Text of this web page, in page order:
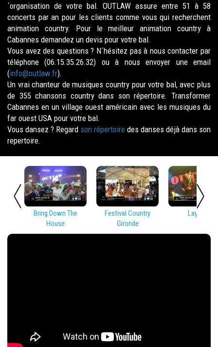
´organisation de votre bal. OUTLAW assure entre 51 à 58
concerts par an pour les clients comme vous qui recherchent
animation country. Pour le meilleur animation country à
Cabannes demandez un devis pour votre bal.
Vous avez des questions ? N´hésitez pas à nous contacter par
téléphone (06.15.35.26.32) ou à nous envoyer une email
(info@outlaw.fr).
Un vrai chanteur de musiques country pour votre bal, avec plus
de 355 chansons country dans son répertoire. Transformer
Cabannes en un village ouest américain avec les musiques du
far ouest USA pour votre bal.
Vous dansez ? Regard son répertoire des danses déjà dans son
repertoire.
Bring Down The
House
Festival Country
Gironde
Lay Low